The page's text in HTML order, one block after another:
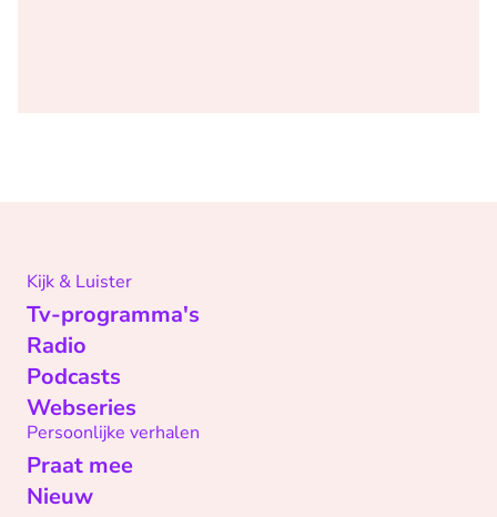
Kijk & Luister
Tv-programma's
Radio
Podcasts
Webseries
Persoonlijke verhalen
Praat mee
Nieuw